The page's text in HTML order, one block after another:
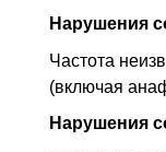
Нарушения
Частота
(включая
Нарушения